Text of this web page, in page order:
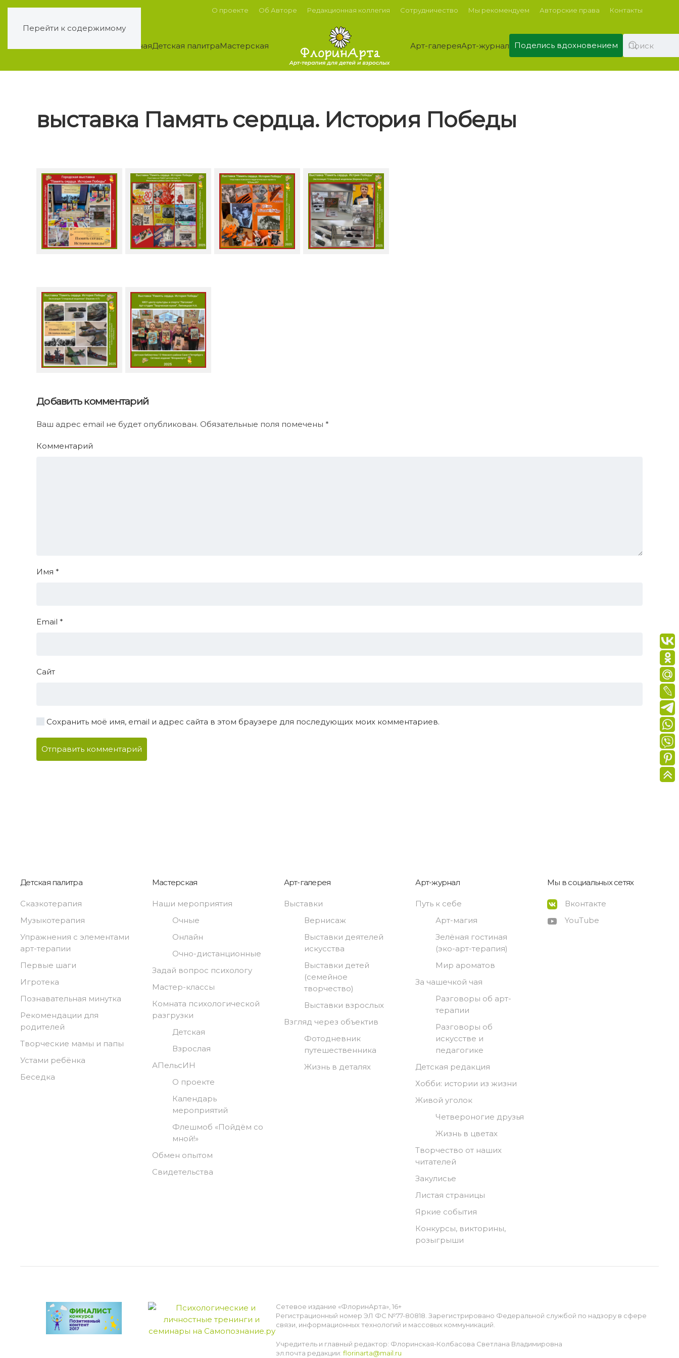
Перейти к содержимому
О проекте Об Авторе Редакционная коллегия Сотрудничество Мы рекомендуем Авторские права Контакты
ГлавнаяДетская палитраМастерская Арт-галереяАрт-журнал Поделись вдохновением
выставка Память сердца. История Победы
Добавить комментарий
Ваш адрес email не будет опубликован. Обязательные поля помечены *
Комментарий
Имя *
Email *
Сайт
Сохранить моё имя, email и адрес сайта в этом браузере для последующих моих комментариев.
Отправить комментарий
Детская палитра
Сказкотерапия
Музыкотерапия
Упражнения с элементами
арт-терапии
Первые шаги
Игротека
Познавательная минутка
Рекомендации для
родителей
Творческие мамы и папы
Устами ребёнка
Беседка
Мастерская
Наши мероприятия
Очные
Онлайн
Очно-дистанционные
Задай вопрос психологу
Мастер-классы
Комната психологической
разгрузки
Детская
Взрослая
АПельсИН
О проекте
Календарь
мероприятий
Флешмоб «Пойдём со
мной!»
Обмен опытом
Свидетельства
Арт-галерея
Выставки
Вернисаж
Выставки деятелей
искусства
Выставки детей
(семейное
творчество)
Выставки взрослых
Взгляд через объектив
Фотодневник
путешественника
Жизнь в деталях
Арт-журнал
Путь к себе
Арт-магия
Зелёная гостиная
(эко-арт-терапия)
Мир ароматов
За чашечкой чая
Разговоры об арт-
терапии
Разговоры об
искусстве и
педагогике
Детская редакция
Хобби: истории из жизни
Живой уголок
Четвероногие друзья
Жизнь в цветах
Творчество от наших
читателей
Закулисье
Листая страницы
Яркие события
Конкурсы, викторины,
розыгрыши
Мы в социальных сетях
Вконтакте
YouTube
Сетевое издание «ФлоринАрта», 16+
Регистрационный номер ЭЛ ФС №77-80818. Зарегистрировано Федеральной службой по надзору в сфере
связи, информационных технологий и массовых коммуникаций.
Учредитель и главный редактор: Флоринская-Колбасова Светлана Владимировна
эл.почта редакции: florinarta@mail.ru